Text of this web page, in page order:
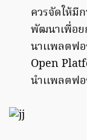
ควรจัดให้มี
พัฒนาเพื่อย
นาเเพลตฟ
Open
นำเเพลตฟ